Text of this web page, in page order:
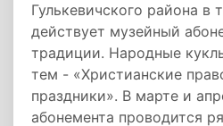
Гулькевичского района в
действует музейный
традиции. Народные
тем - «Христианские
праздники». В марте и
абонемента проводится